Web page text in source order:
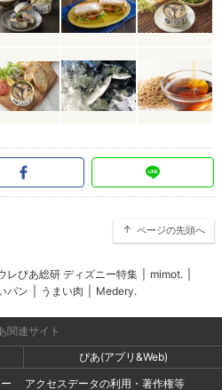
ページの先頭へ
レぴあ総研 ディズニー特集 mimot.
パン うまい肉 Medery.
関連サイト
ぴあ(アプリ&Web)
アクセスデータの利用・著作権等